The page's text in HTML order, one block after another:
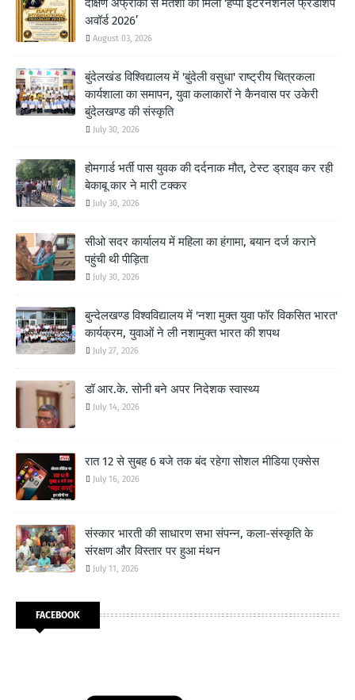
दक्षिण अफ्रीका से मंतशा को मिला ‘हैप्पी इंटरनेशनल फ्रेंडशिप
अवॉर्ड 2026’
August 03, 2026
बुंदेलखंड विश्विद्यालय में 'बुंदेली वसुधा' राष्ट्रीय चित्रकला
कार्यशाला का समापन, युवा कलाकारों ने कैनवास पर उकेरी
बुंदेलखण्ड की संस्कृति
July 30, 2026
होमगार्ड भर्ती पास युवक की दर्दनाक मौत, टेस्ट ड्राइव कर रही
बेकाबू कार ने मारी टक्कर
July 30, 2026
सीओ सदर कार्यालय में महिला का हंगामा, बयान दर्ज कराने
पहुंची थी पीड़िता
July 30, 2026
बुन्देलखण्ड विश्वविद्यालय में 'नशा मुक्त युवा फॉर विकसित भारत'
कार्यक्रम, युवाओं ने ली नशामुक्त भारत की शपथ
July 27, 2026
डॉ आर.के. सोनी बने अपर निदेशक स्वास्थ्य
July 14, 2026
रात 12 से सुबह 6 बजे तक बंद रहेगा सोशल मीडिया एक्सेस
July 16, 2026
संस्कार भारती की साधारण सभा संपन्न, कला-संस्कृति के
संरक्षण और विस्तार पर हुआ मंथन
July 11, 2026
FACEBOOK